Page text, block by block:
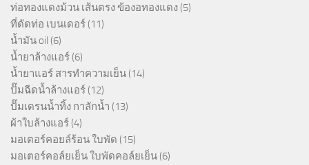
ท่อทองแดงม้วน เส้นตรง ข้องอทองแดง (5)
ที่ดัดท่อ เบนเดอร์ (11)
น้ำมัน oil (6)
น้ำยาล้างแอร์ (6)
น้ำยาแอร์ สารทำความเย็น (14)
ปั๊มฉีดน้ำล้างแอร์ (12)
ปั๊มเดรนน้ำทิ้ง กาลักน้ำ (13)
ผ้าใบล้างแอร์ (4)
มอเตอร์คอยล์ร้อน ใบพัด (15)
มอเตอร์คอล์ยเย็น ใบพัดคอล์ยเย็น (6)